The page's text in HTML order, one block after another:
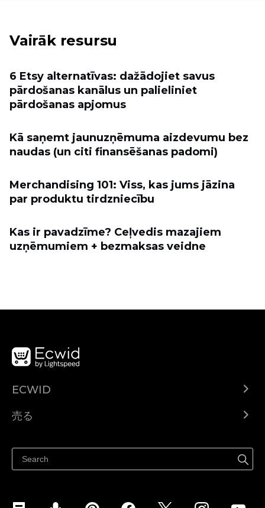
Vairāk resursu
6 Etsy alternatīvas: dažādojiet savus
pārdošanas kanālus un palieliniet
pārdošanas apjomus
Kā saņemt jaunuzņēmuma aizdevumu bez
naudas (un citi finansēšanas padomi)
Merchandising 101: Viss, kas jums jāzina
par produktu tirdzniecību
Kas ir pavadzīme? Ceļvedis mazajiem
uzņēmumiem + bezmaksas veidne
ECWID
ヘルプセンター
売る
Facebookで販売する
Instagramで販売する